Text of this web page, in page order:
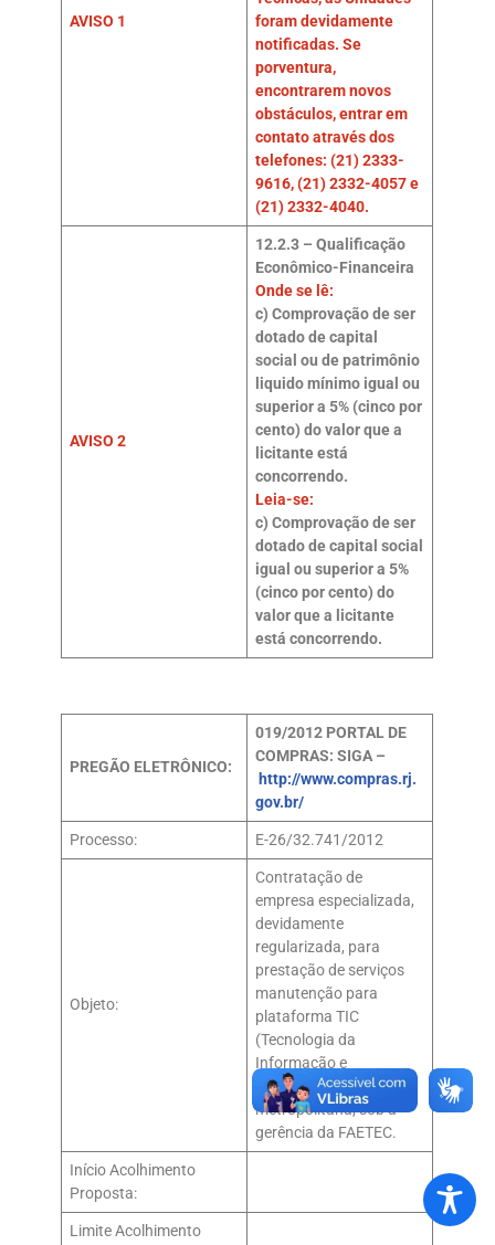
AVISO 1
foram devidamente
notificadas. Se
porventura,
encontrarem novos
obstáculos, entrar em
contato através dos
telefones: (21) 2333-
9616, (21) 2332-4057 e
(21) 2332-4040.
AVISO 2
12.2.3 – Qualificação
Econômico-Financeira
Onde se lê:
c) Comprovação de ser
dotado de capital
social ou de patrimônio
liquido mínimo igual ou
superior a 5% (cinco por
cento) do valor que a
licitante está
concorrendo.
Leia-se:
c) Comprovação de ser
dotado de capital social
igual ou superior a 5%
(cinco por cento) do
valor que a licitante
está concorrendo.
PREGÃO ELETRÔNICO:
019/2012 PORTAL DE
COMPRAS: SIGA –
http://www.compras.rj.
gov.br/
Processo: E-26/32.741/2012
Objeto:
Contratação de
empresa especializada,
devidamente
regularizada, para
prestação de serviços
manutenção para
plataforma TIC
(Tecnologia da
Informação e
Comunicação)
metropolitana, sob a
gerência da FAETEC.
Início Acolhimento
Proposta:
Limite Acolhimento